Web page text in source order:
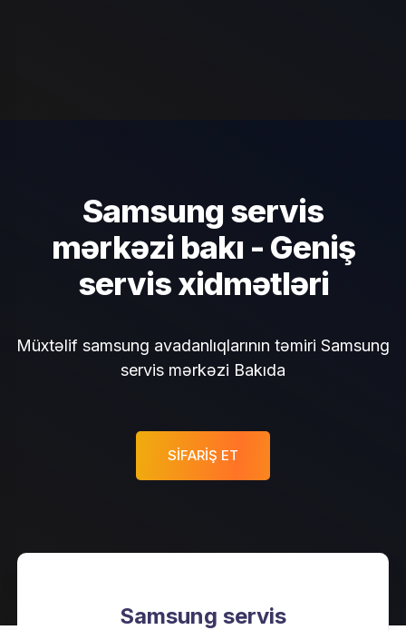
Samsung servis
mərkəzi bakı - Geniş
servis xidmətləri
Müxtəlif samsung avadanlıqlarının təmiri Samsung
servis mərkəzi Bakıda
SIFARIŞ ET
Samsung servis